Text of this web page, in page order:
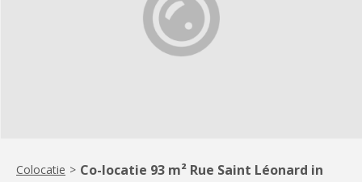
Colocatie > Co-locatie 93 m² Rue Saint Léonard in